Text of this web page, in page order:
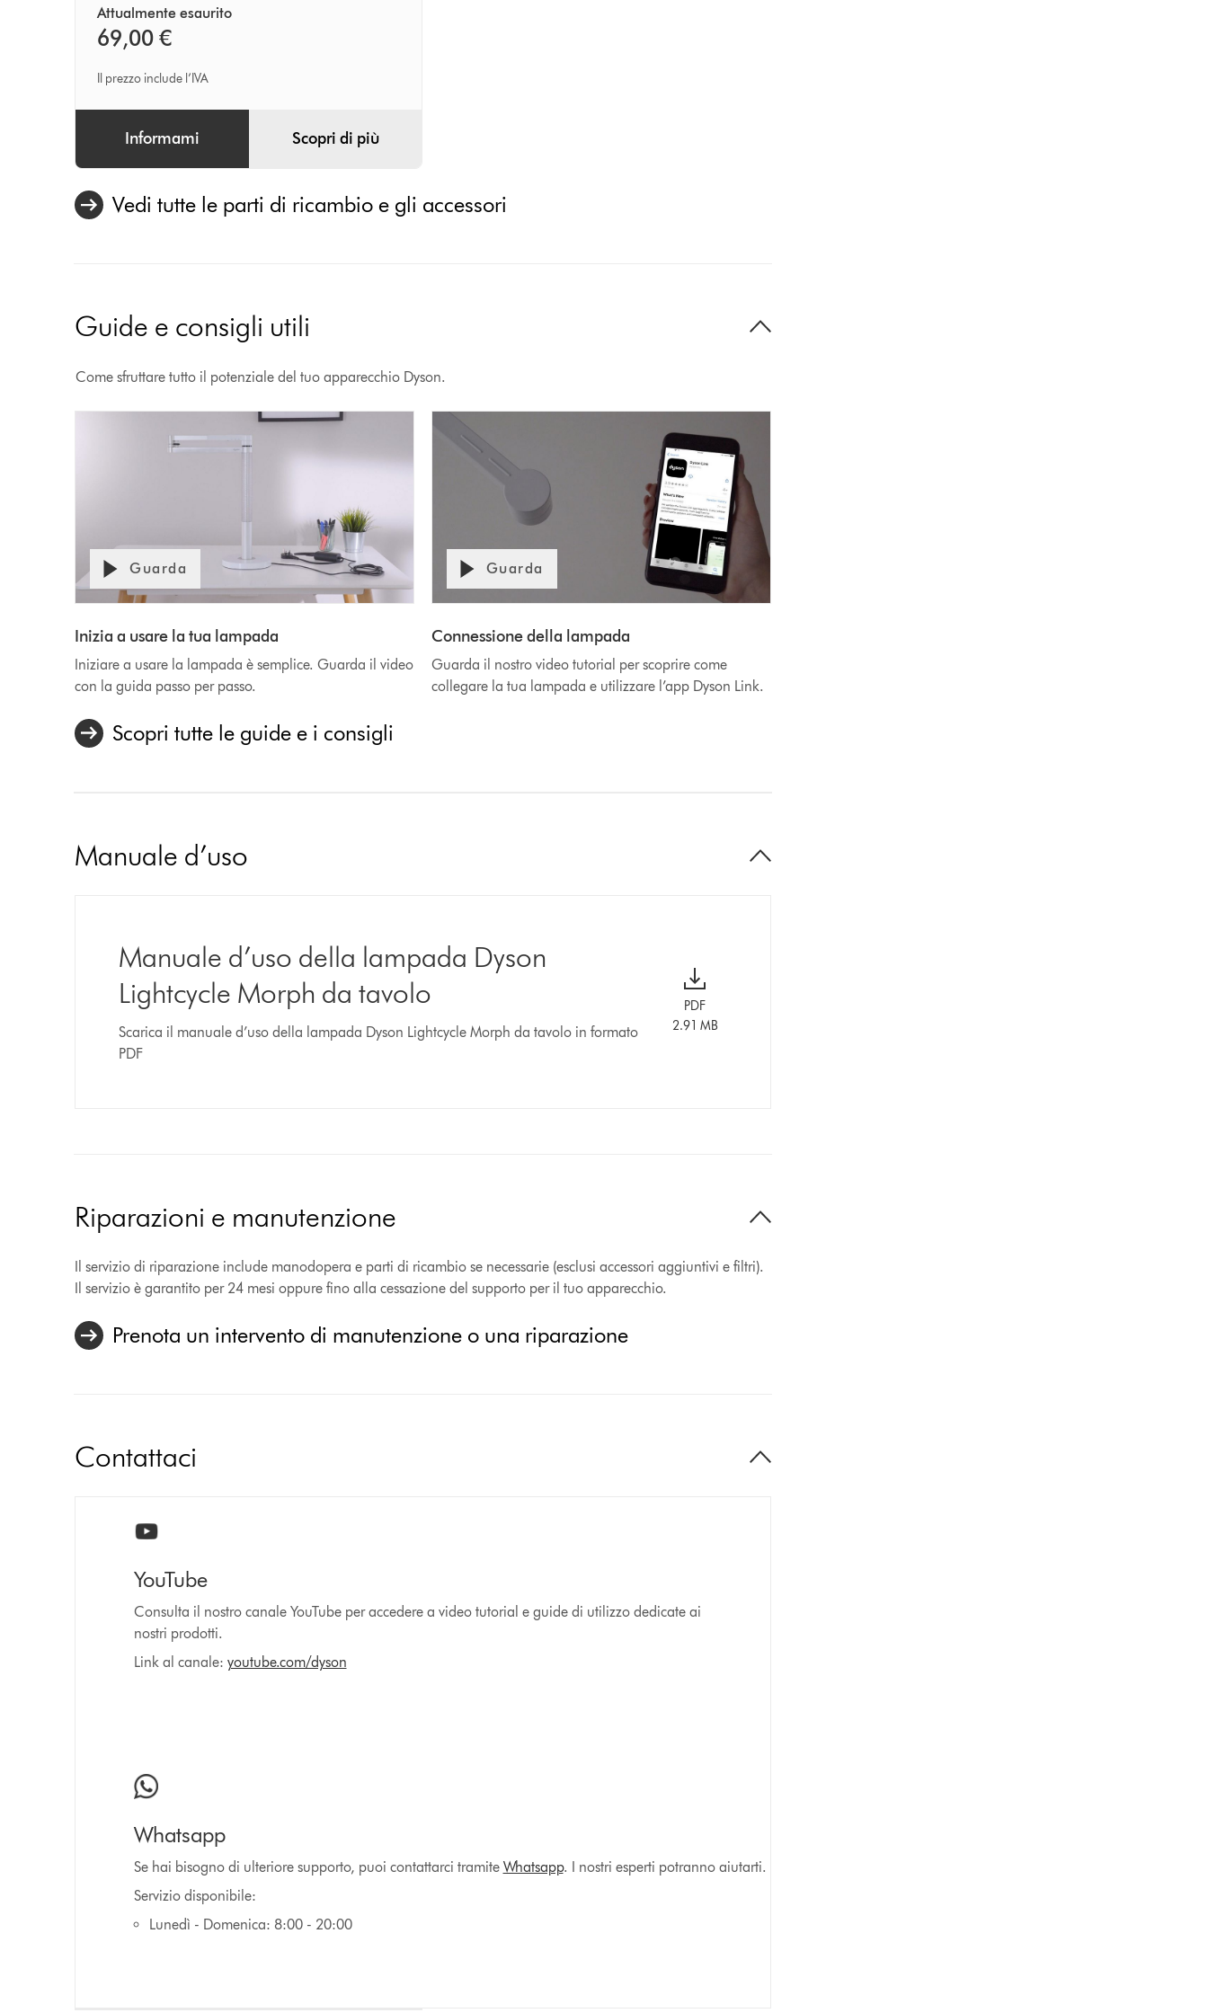
Attualmente esaurito
69,00 €
Il prezzo include l’IVA
Informami Scopri di più
Vedi tutte le parti di ricambio e gli accessori
Guide e consigli utili
Come sfruttare tutto il potenziale del tuo apparecchio Dyson.
Transcript
Apri
video
Guarda
Inizia a usare la tua lampada
Iniziare a usare la lampada è semplice. Guarda il video
con la guida passo per passo.
Transcript
video
Guarda
Connessione della lampada
Guarda il nostro video tutorial per scoprire come
collegare la tua lampada e utilizzare l’app Dyson Link.
Scopri tutte le guide e i consigli
Manuale d’uso
Manuale d’uso della lampada Dyson
Lightcycle Morph da tavolo
Scarica il manuale d’uso della lampada Dyson Lightcycle Morph da tavolo in formato
PDF
PDF
2.91 MB
Riparazioni e manutenzione
Il servizio di riparazione include manodopera e parti di ricambio se necessarie (esclusi accessori aggiuntivi e filtri).
Il servizio è garantito per 24 mesi oppure fino alla cessazione del supporto per il tuo apparecchio.
Prenota un intervento di manutenzione o una riparazione
Contattaci
YouTube
Consulta il nostro canale YouTube per accedere a video tutorial e guide di utilizzo dedicate ai
nostri prodotti.
Link al canale: youtube.com/dyson
Whatsapp
Se hai bisogno di ulteriore supporto, puoi contattarci tramite Whatsapp. I nostri esperti potranno aiutarti.
Servizio disponibile:
Lunedì - Domenica: 8:00 - 20:00